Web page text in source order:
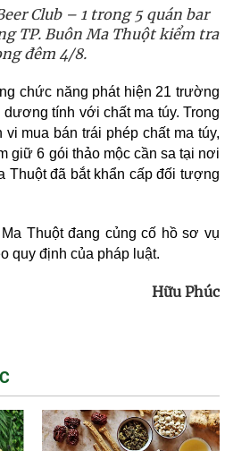
Club – 1 trong 5 quán bar
TP. Buôn Ma Thuột kiểm tra
đêm 4/8.
chức năng phát hiện 21 trường
tính với chất ma túy. Trong
mua bán trái phép chất ma túy,
giữ 6 gói thảo mộc cần sa tại nơi
Thuột đã bắt khẩn cấp đối tượng
Thuột đang củng cố hồ sơ vụ
quy định của pháp luật.
Hữu Phúc